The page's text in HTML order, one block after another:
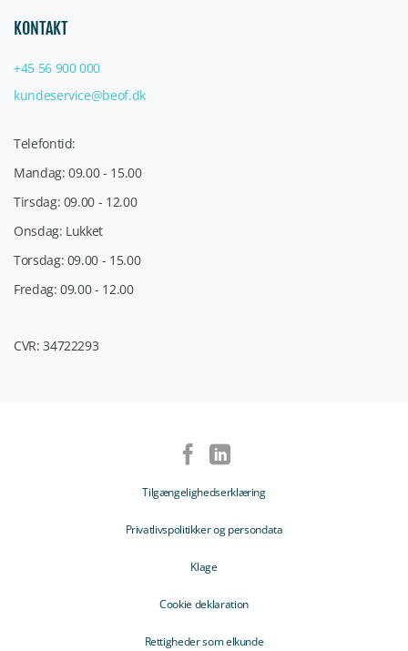
KONTAKT
+45 56 900 000
kundeservice@beof.dk
Telefontid:
Mandag: 09.00 - 15.00
Tirsdag: 09.00 - 12.00
Onsdag: Lukket
Torsdag: 09.00 - 15.00
Fredag: 09.00 - 12.00
CVR: 34722293
Tilgængelighedserklæring
Privatlivspolitikker og persondata
Klage
Cookie deklaration
Rettigheder som elkunde